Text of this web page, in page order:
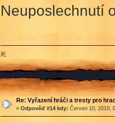
Neuposlechnutí
死
Re: Vyřazení hráči a tresty pro
« Odpověď #14 kdy: Červen 10, 2010,